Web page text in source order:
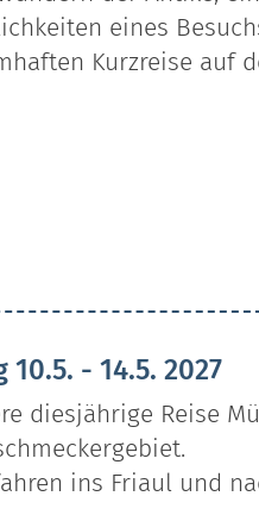
eines
Kurzreise auf
- 14.5. 2027
diesjährige Reise
ins Friaul und